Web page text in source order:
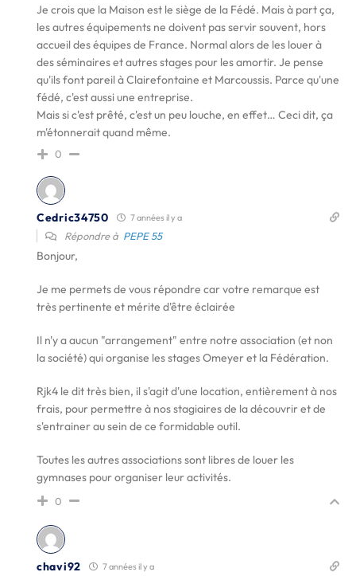
Je crois que la Maison est le siège de la Fédé. Mais à part ça,
les autres équipements ne doivent pas servir souvent, hors
accueil des équipes de France. Normal alors de les louer à
des séminaires et autres stages pour les amortir. Je pense
qu'ils font pareil à Clairefontaine et Marcoussis. Parce qu'une
fédé, c'est aussi une entreprise.
Mais si c'est prêté, c'est un peu louche, en effet… Ceci dit, ça
m'étonnerait quand même.
0
Cedric34750 7 années il y a
Répondre à PEPE 55
Bonjour,
Je me permets de vous répondre car votre remarque est
très pertinente et mérite d'être éclairée
Il n'y a aucun "arrangement" entre notre association (et non
la société) qui organise les stages Omeyer et la Fédération.
Rjk4 le dit très bien, il s'agit d'une location, entièrement à nos
frais, pour permettre à nos stagiaires de la découvrir et de
s'entrainer au sein de ce formidable outil.
Toutes les autres associations sont libres de louer les
gymnases pour organiser leur activités.
0
chavi92 7 années il y a